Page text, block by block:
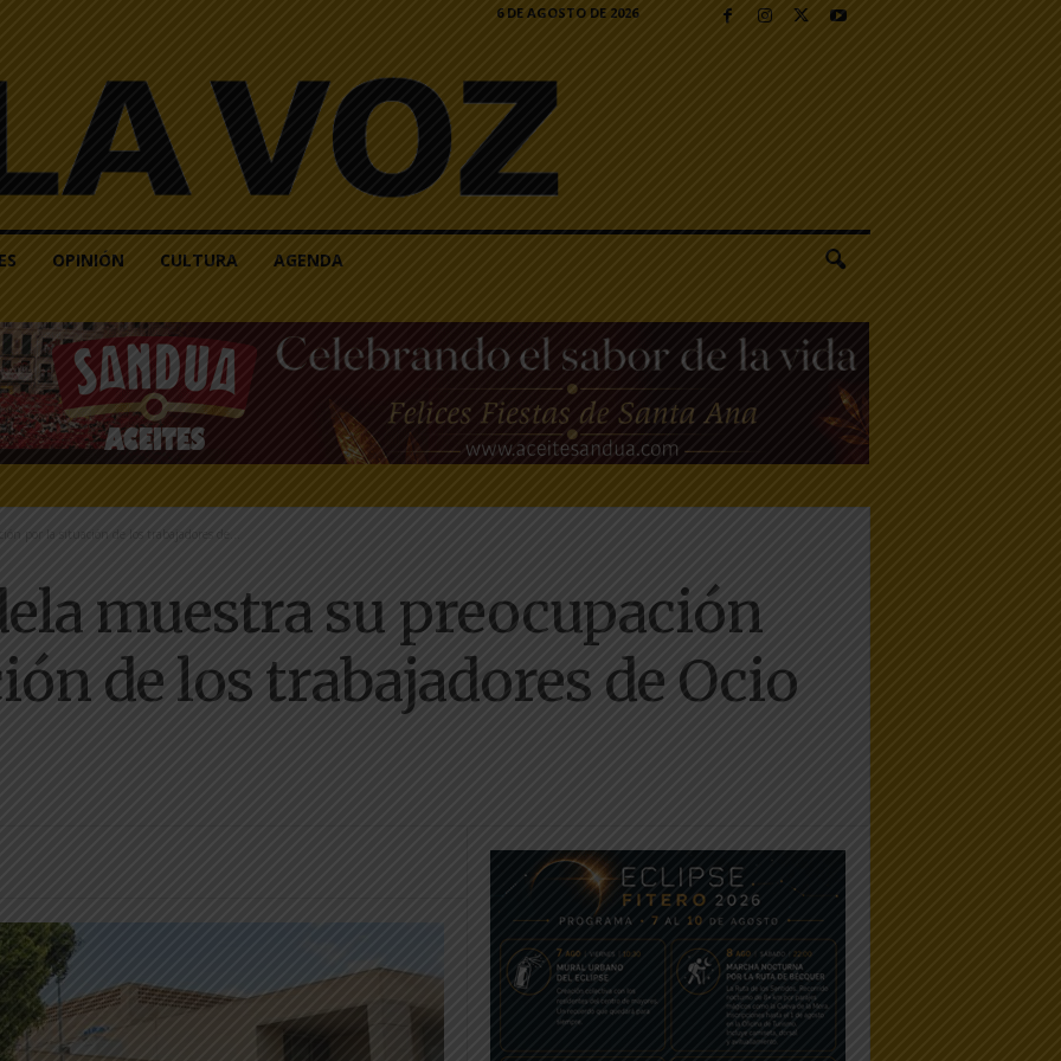
6 DE AGOSTO DE 2026
OPINIÓN CULTURA AGENDA
por la situación de los trabajadores de...
muestra su preocupación
de los trabajadores de Ocio